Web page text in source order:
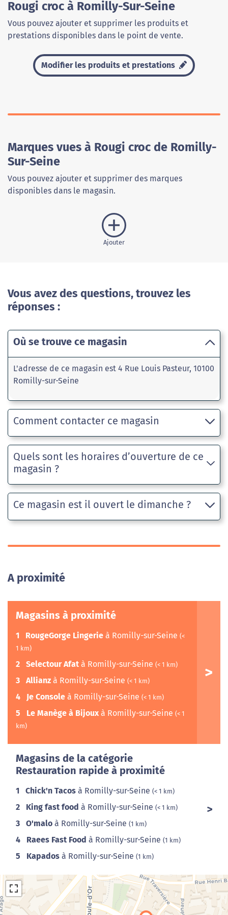
Rougi croc à Romilly-Sur-Seine
Vous pouvez ajouter et supprimer les produits et
prestations disponibles dans le point de vente.
Modifier les produits et prestations
Marques vues à Rougi croc de Romilly-
Sur-Seine
Vous pouvez ajouter et supprimer des marques
disponibles dans le magasin.
Ajouter
Vous avez des questions, trouvez les
réponses :
Où se trouve ce magasin
L'adresse de ce magasin est 4 Rue Louis Pasteur, 10100
Romilly-sur-Seine
Comment contacter ce magasin
Quels sont les horaires d’ouverture de ce
magasin ?
Ce magasin est il ouvert le dimanche ?
A proximité
Magasins à proximité
1 RougeGorge Lingerie à Romilly-sur-Seine (<
1 km)
2 Selectour Afat à Romilly-sur-Seine (< 1 km)
3 Allianz à Romilly-sur-Seine (< 1 km)
4 Je Console à Romilly-sur-Seine (< 1 km)
5 Le Manège à Bijoux à Romilly-sur-Seine (< 1
km)
Magasins de la catégorie
Restauration rapide à proximité
1 Chick'n Tacos à Romilly-sur-Seine (< 1 km)
2 King fast food à Romilly-sur-Seine (< 1 km)
3 O'malo à Romilly-sur-Seine (1 km)
4 Raees Fast Food à Romilly-sur-Seine (1 km)
5 Kapados à Romilly-sur-Seine (1 km)